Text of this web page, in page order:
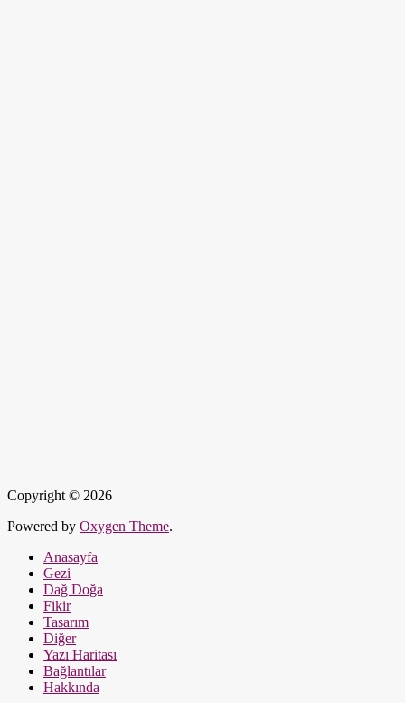
Copyright © 2026
Powered by Oxygen Theme.
Anasayfa
Gezi
Dağ Doğa
Fikir
Tasarım
Diğer
Yazı Haritası
Bağlantılar
Hakkında